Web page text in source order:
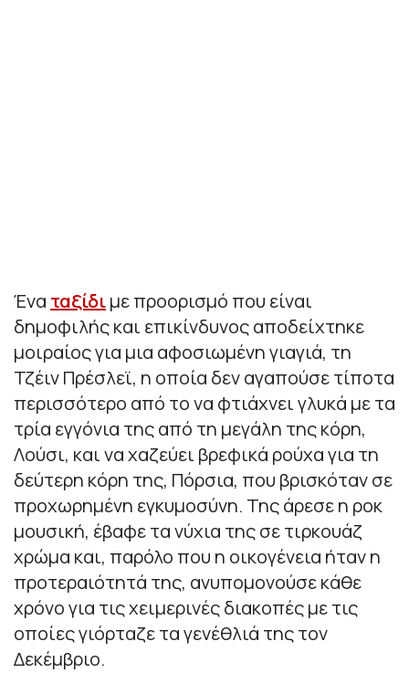
Ένα ταξίδιμε προορισμό που είναι
δημοφιλής και επικίνδυνος αποδείχτηκε
μοιραίος για μια αφοσιωμένη γιαγιά, τη
Τζέιν Πρέσλεϊ, η οποία δεν αγαπούσε τίποτα
περισσότερο από το να φτιάχνει γλυκά με τα
τρία εγγόνια της από τη μεγάλη της κόρη,
Λούσι, και να χαζεύει βρεφικά ρούχα για τη
δεύτερη κόρη της, Πόρσια, που βρισκόταν σε
προχωρημένη εγκυμοσύνη. Της άρεσε η ροκ
μουσική, έβαφε τα νύχια της σε τιρκουάζ
χρώμα και, παρόλο που η οικογένεια ήταν η
προτεραιότητά της, ανυπομονούσε κάθε
χρόνο για τις χειμερινές διακοπές με τις
οποίες γιόρταζε τα γενέθλιά της τον
Δεκέμβριο.